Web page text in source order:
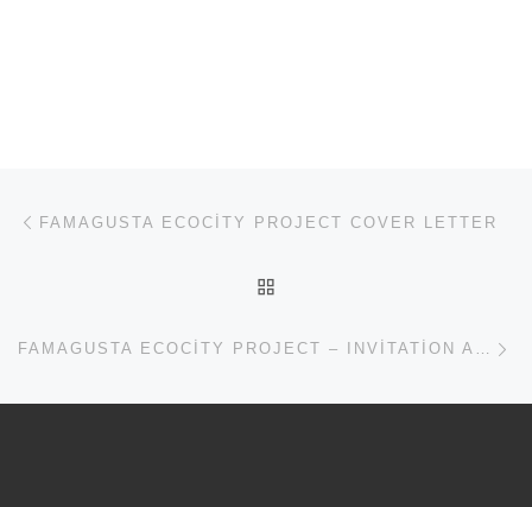
Yazı dolaşımı
FAMAGUSTA ECOCITY PROJECT COVER LETTER
FAMAGUSTA ECOCITY PROJECT – INVITATION AND SCHEDULE